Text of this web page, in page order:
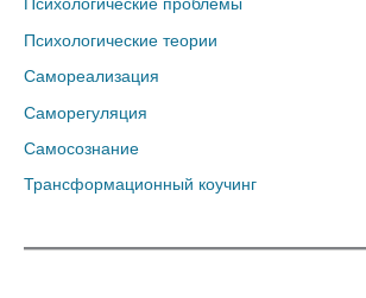
Психологические проблемы
Психологические теории
Самореализация
Саморегуляция
Самосознание
Трансформационный коучинг